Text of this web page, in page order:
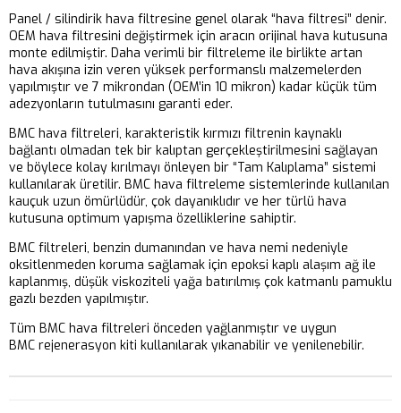
Panel / silindirik hava filtresine genel olarak “hava filtresi” denir.
OEM hava filtresini değiştirmek için aracın orijinal hava kutusuna
monte edilmiştir. Daha verimli bir filtreleme ile birlikte artan
hava akışına izin veren yüksek performanslı malzemelerden
yapılmıştır ve 7 mikrondan (OEM’in 10 mikron) kadar küçük tüm
adezyonların tutulmasını garanti eder.
BMC hava filtreleri, karakteristik kırmızı filtrenin kaynaklı
bağlantı olmadan tek bir kalıptan gerçekleştirilmesini sağlayan
ve böylece kolay kırılmayı önleyen bir “Tam Kalıplama” sistemi
kullanılarak üretilir. BMC hava filtreleme sistemlerinde kullanılan
kauçuk uzun ömürlüdür, çok dayanıklıdır ve her türlü hava
kutusuna optimum yapışma özelliklerine sahiptir.
BMC filtreleri, benzin dumanından ve hava nemi nedeniyle
oksitlenmeden koruma sağlamak için epoksi kaplı alaşım ağ ile
kaplanmış, düşük viskoziteli yağa batırılmış çok katmanlı pamuklu
gazlı bezden yapılmıştır.
Tüm BMC hava filtreleri önceden yağlanmıştır ve uygun
BMC rejenerasyon kiti kullanılarak yıkanabilir ve yenilenebilir.